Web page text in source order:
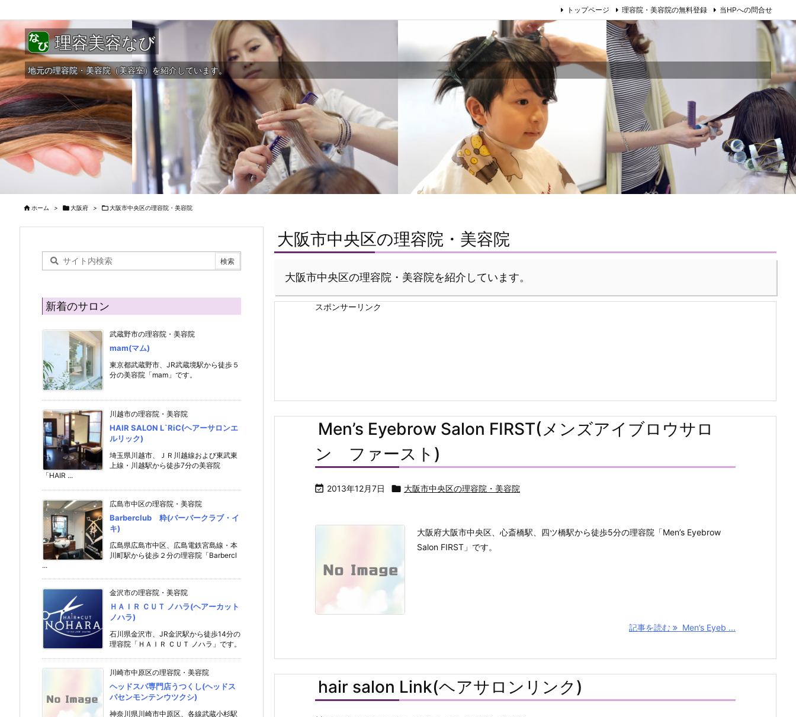
トップページ 理容院・美容院の無料登録 当HPへの問合せ
理容美容なび
地元の理容院・美容院（美容室）を紹介しています。
 ホーム > 大阪府 > 大阪市中央区の理容院・美容院
大阪市中央区の理容院・美容院
大阪市中央区の理容院・美容院を紹介しています。
スポンサーリンク
Men’s Eyebrow Salon FIRST(メンズアイブロウサロ
ン ファースト)
 2013年12月7日  大阪市中央区の理容院・美容院
大阪府大阪市中央区、心斎橋駅、四ツ橋駅から徒歩5分の理容院「Men’s Eyebrow
Salon FIRST」です。
記事を読む Men’s Eyeb ...
hair salon Link(ヘアサロンリンク)
新着のサロン
武蔵野市の理容院・美容院
mam(マム)
東京都武蔵野市、JR武蔵境駅から徒歩５
分の美容院「mam」です。
川越市の理容院・美容院
HAIR SALON L`RiC(ヘアーサロンエ
ルリック)
埼玉県川越市、ＪＲ川越線および東武東
上線・川越駅から徒歩7分の美容院
「HAIR ...
広島市中区の理容院・美容院
Barberclub 粋(バーバークラブ・イ
キ)
広島県広島市中区、広島電鉄宮島線・本
川町駅から徒歩２分の理容院「Barbercl
...
金沢市の理容院・美容院
ＨＡＩＲ ＣＵＴ ノハラ(ヘアーカット
ノハラ)
石川県金沢市、JR金沢駅から徒歩14分の
理容院「ＨＡＩＲ ＣＵＴ ノハラ」です。
川崎市中原区の理容院・美容院
ヘッドスパ専門店うつくし(ヘッドス
パセンモンテンウツクシ)
神奈川県川崎市中原区、各線武蔵小杉駅